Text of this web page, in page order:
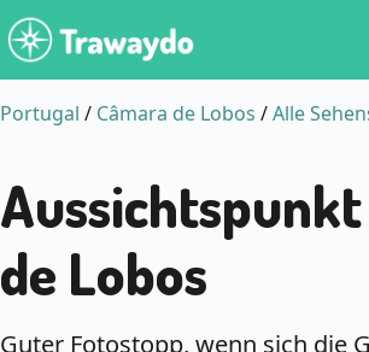
Portugal / Câmara de Lobos /Alle
de Lobos
Guter Fotostopp, wenn sich die